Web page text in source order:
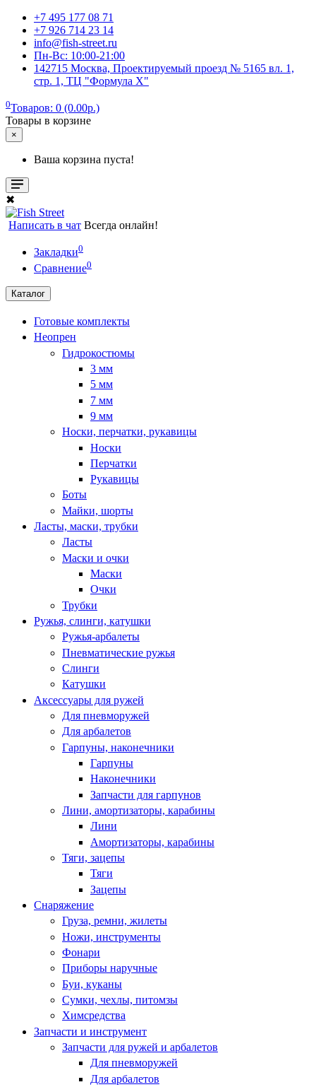
+7 495 177 08 71
+7 926 714 23 14
info@fish-street.ru
Пн-Вс: 10:00-21:00
142715 Москва, Проектируемый проезд № 5165 вл. 1,
стр. 1, ТЦ "Формула X"
0Товаров: 0 (0.00р.)
Товары в корзине
×
Ваша корзина пуста!
✖
Написать в чат Всегда онлайн!
Закладки0
Сравнение0
Каталог
Готовые комплекты
Неопрен
Гидрокостюмы
3 мм
5 мм
7 мм
9 мм
Носки, перчатки, рукавицы
Носки
Перчатки
Рукавицы
Боты
Майки, шорты
Ласты, маски, трубки
Ласты
Маски и очки
Маски
Очки
Трубки
Ружья, слинги, катушки
Ружья-арбалеты
Пневматические ружья
Слинги
Катушки
Аксессуары для ружей
Для пневморужей
Для арбалетов
Гарпуны, наконечники
Гарпуны
Наконечники
Запчасти для гарпунов
Лини, амортизаторы, карабины
Лини
Амортизаторы, карабины
Тяги, зацепы
Тяги
Зацепы
Снаряжение
Груза, ремни, жилеты
Ножи, инструменты
Фонари
Приборы наручные
Буи, куканы
Сумки, чехлы, питомзы
Химсредства
Запчасти и инструмент
Запчасти для ружей и арбалетов
Для пневморужей
Для арбалетов